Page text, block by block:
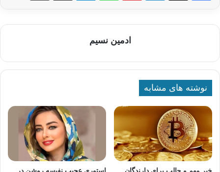
ادمین نسیم
نوشته های مشابه